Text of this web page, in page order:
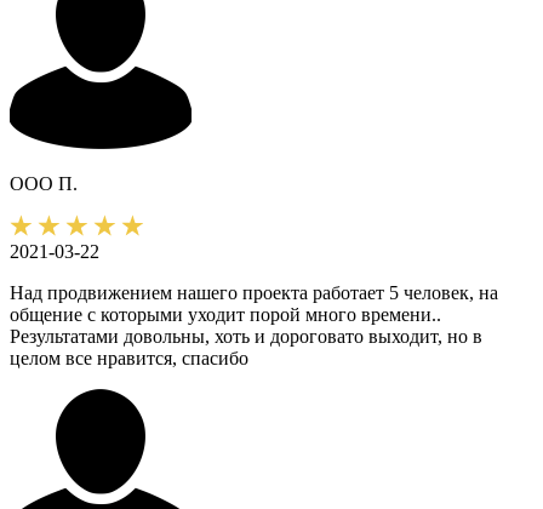
ООО П.
2021-03-22
Над продвижением нашего проекта работает 5 человек, на
общение с которыми уходит порой много времени..
Результатами довольны, хоть и дороговато выходит, но в
целом все нравится, спасибо